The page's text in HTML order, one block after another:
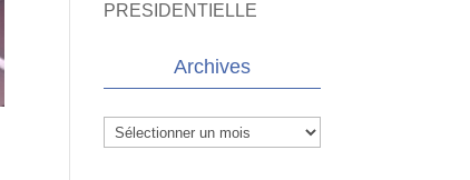
PRESIDENTIELLE
Archives
Archives